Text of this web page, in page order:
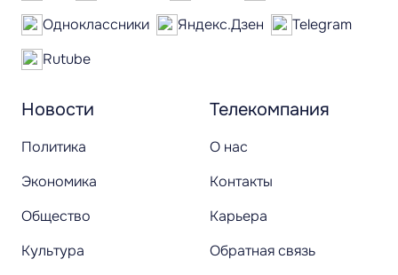
Новости
Политика
Экономика
Общество
Культура
Телекомпания
О нас
Контакты
Карьера
Обратная связь
Одноклассники
Яндекс.Дзен
Telegram
Rutube